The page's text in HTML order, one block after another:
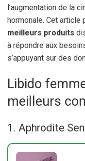
l’augmentation de la
hormonale. Cet
meilleurs produits
à répondre aux
s’appuyant sur des
Libido
meilleurs
1. Aphrodite